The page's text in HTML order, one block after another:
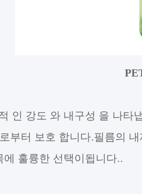
인 강도 와 내구성 을 나타
부터 보호 합니다.필름의
훌륭한 선택이됩니다..